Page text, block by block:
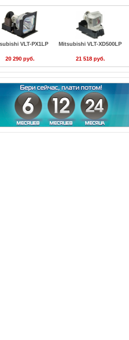
VLT-PX1LP
20 290 руб.
Mitsubishi VLT-XD500LP
21 518 руб.